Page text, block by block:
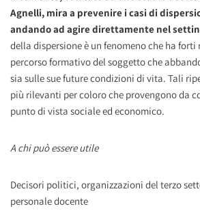
Agnelli, mira a prevenire i casi di
andando ad agire direttamente nel
della dispersione è un fenomeno che ha forti
percorso formativo del soggetto che
sia sulle sue future condizioni di vita. Tali
più rilevanti per coloro che provengono da
punto di vista sociale ed economico.
A chi può essere utile
Decisori politici, organizzazioni del terzo
personale docente